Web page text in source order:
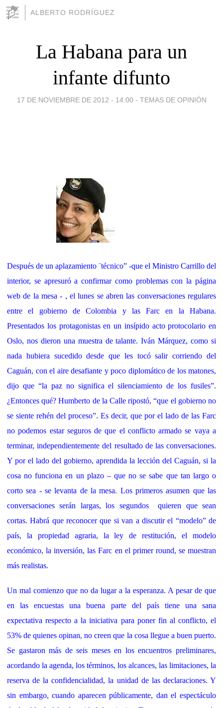
ALBERTO RODRÍGUEZ
La Habana para un
infante difunto
17 DE NOVIEMBRE DE 2012 - 14:00 - TEMAS DE OPINIÓN
Después de un aplazamiento ¨técnico” -que el Ministro Carrillo del
interior, se apresuró a confirmar como problemas con la página
web de la mesa - , el lunes se abren las conversaciones regulares
entre el gobierno de Colombia y las Farc en la Habana.
Presentados los protagonistas en un insípido acto protocolario en
Oslo, nos dieron una muestra de talante. Iván Márquez, como si
nada hubiera sucedido desde que les tocó salir corriendo del
Caguán, con el aire desafiante y poco diplomático de los matones,
dijo que “la paz no significa el silenciamiento de los fusiles”.
¿Entonces qué? Humberto de la Calle ripostó, “que el gobierno no
se siente rehén del proceso”. Es decir, que por el lado de las Farc
no podemos estar seguros de que el conflicto armado se vaya a
terminar, independientemente del resultado de las conversaciones.
Y por el lado del gobierno, aprendida la lección del Caguán, si la
cosa no funciona en un plazo – que no se sabe que tan largo o
corto sea - se levanta de la mesa. Los primeros asumen que las
conversaciones serán largas, los segundos quieren que sean
cortas. Habrá que reconocer que si van a discutir el “modelo” de
país, la propiedad agraria, la ley de restitución, el modelo
económico, la inversión, las Farc en el primer round, se muestran
más realistas.
Un mal comienzo que no da lugar a la esperanza. A pesar de que
en las encuestas una buena parte del país tiene una sana
expectativa respecto a la iniciativa para poner fin al conflicto, el
53% de quienes opinan, no creen que la cosa llegue a buen puerto.
Se gastaron más de seis meses en los encuentros preliminares,
acordando la agenda, los términos, los alcances, las limitaciones, la
reserva de la confidencialidad, la unidad de las declaraciones. Y
sin embargo, cuando aparecen públicamente, dan el espectáculo